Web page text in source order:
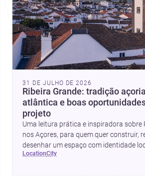
31 DE JULHO DE 2026
Ribeira Grande: tradição
atlântica e boas
projeto
Uma leitura prática e inspiradora sobre
nos Açores, para quem quer construir,
desenhar um espaço com identidade
location city